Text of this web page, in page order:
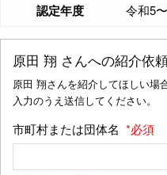
認定年度 令和5
原田 翔 さんへの紹介依
原田 翔さんを紹介してほしい場
入力のうえ送信してください。
市町村または団体名 *必須